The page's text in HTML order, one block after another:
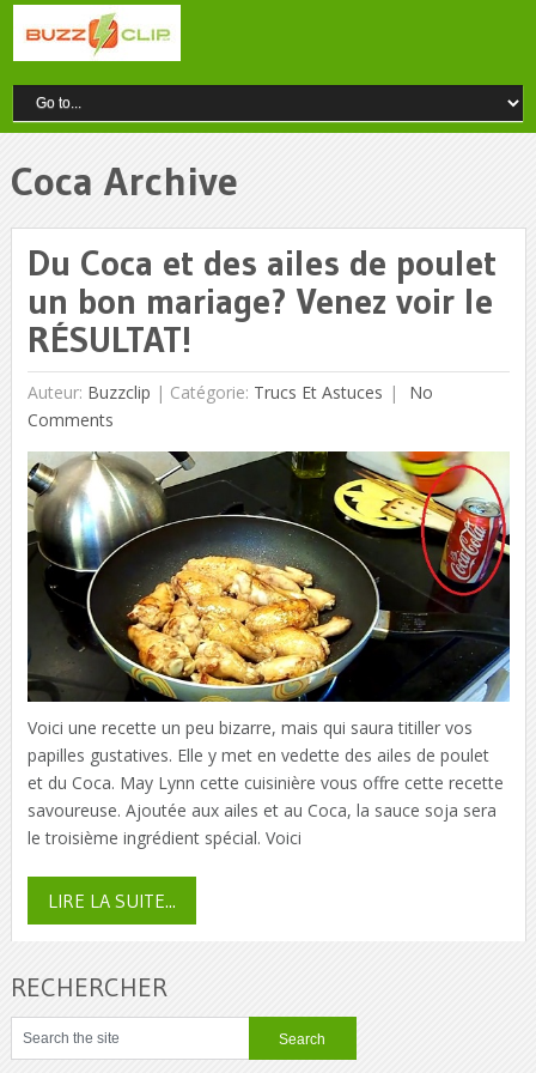
Coca Archive
Du Coca et des ailes de poulet
un bon mariage? Venez voir le
RÉSULTAT!
Auteur: Buzzclip | Catégorie: Trucs Et Astuces
No
Comments
Voici une recette un peu bizarre, mais qui saura titiller vos
papilles gustatives. Elle y met en vedette des ailes de poulet
et du Coca. May Lynn cette cuisinière vous offre cette recette
savoureuse. Ajoutée aux ailes et au Coca, la sauce soja sera
le troisième ingrédient spécial. Voici
LIRE LA SUITE...
RECHERCHER